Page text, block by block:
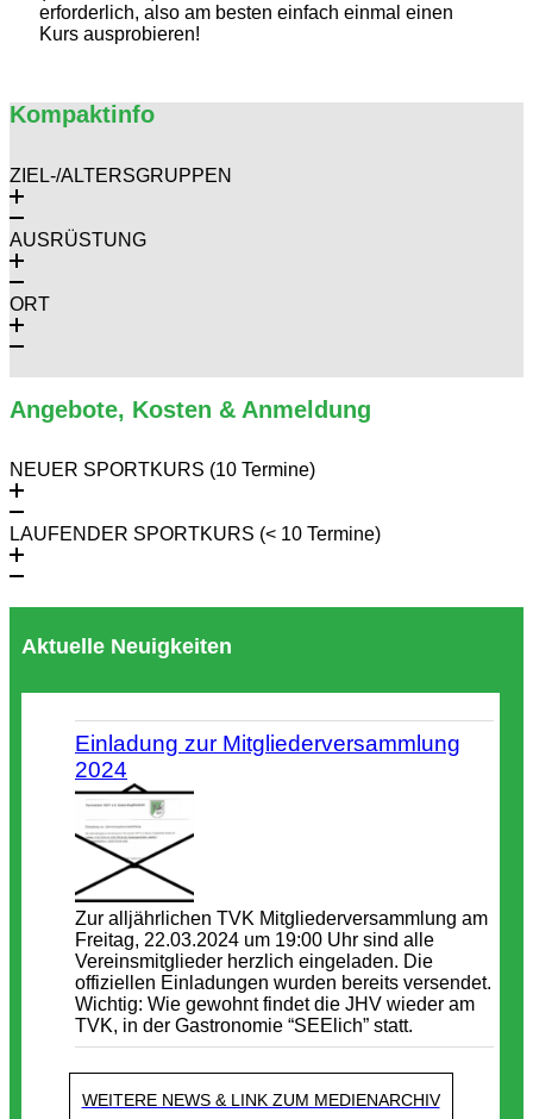
erforderlich, also am besten einfach einmal einen
Kurs ausprobieren!
Kompaktinfo
ZIEL-/ALTERSGRUPPEN
AUSRÜSTUNG
ORT
Angebote, Kosten & Anmeldung
NEUER SPORTKURS (10 Termine)
LAUFENDER SPORTKURS (< 10 Termine)
Aktuelle Neuigkeiten
Einladung zur Mitgliederversammlung
2024
Zur alljährlichen TVK Mitgliederversammlung am
Freitag, 22.03.2024 um 19:00 Uhr sind alle
Vereinsmitglieder herzlich eingeladen. Die
offiziellen Einladungen wurden bereits versendet.
Wichtig: Wie gewohnt findet die JHV wieder am
TVK, in der Gastronomie “SEElich” statt.
WEITERE NEWS & LINK ZUM MEDIENARCHIV